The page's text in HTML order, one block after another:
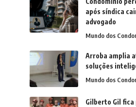
após síndica
advogado
Mundo dos
Arroba amplia
soluções
Mundo dos
Gilberto Gil fica